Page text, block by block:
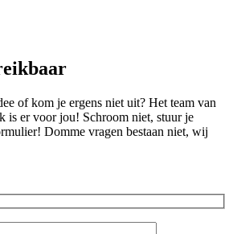
of kom je ergens niet uit? Het team van
is er voor jou! Schroom niet, stuur je
Domme vragen bestaan niet, wij